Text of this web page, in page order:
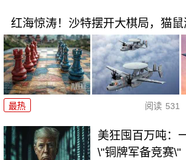
红海惊涛！沙特摆开大棋局，猫
最热 阅读 531
美狂囤百万吨：
\"铜牌军备竞赛\"